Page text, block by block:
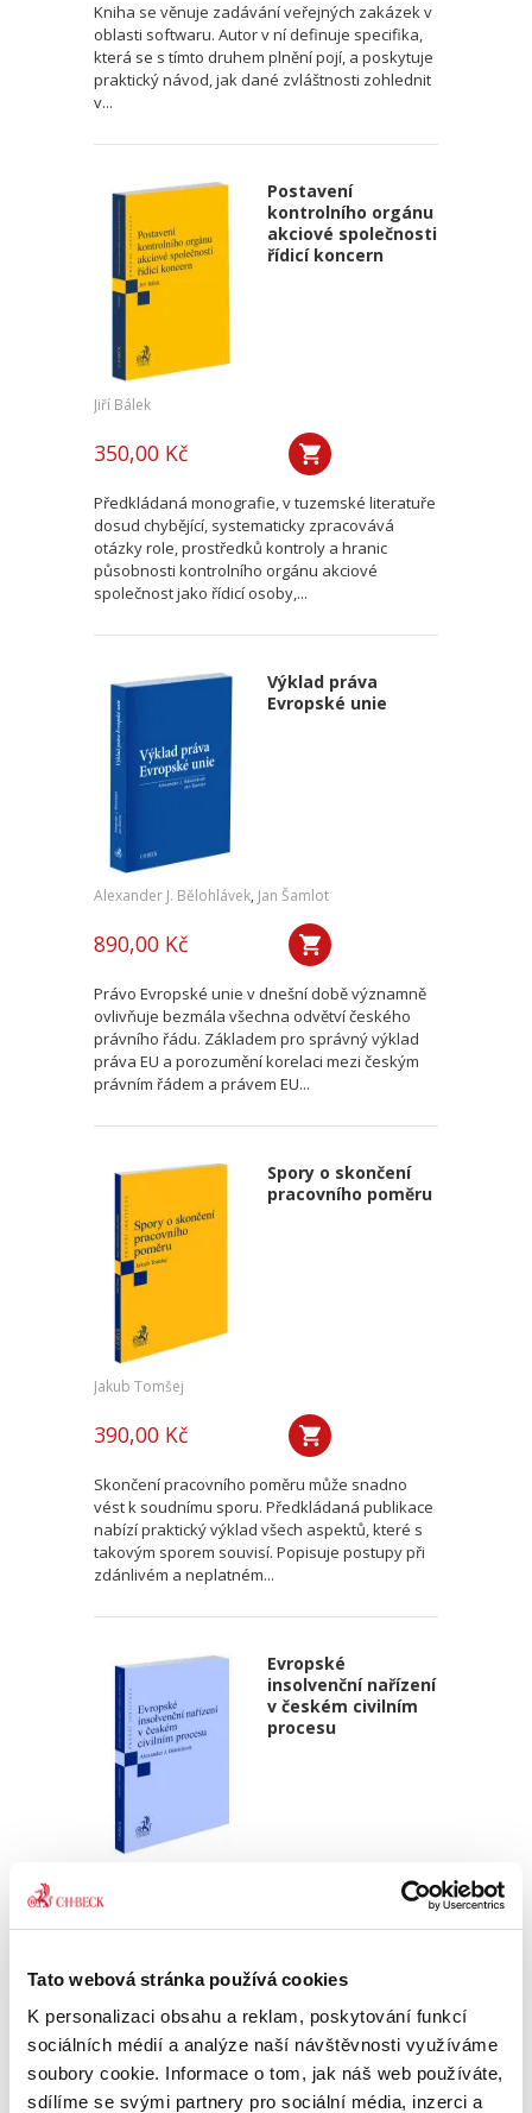
Tato webová stránka používá cookies
K personalizaci obsahu a reklam, poskytování funkcí
sociálních médií a analýze naší návštěvnosti využíváme
soubory cookie. Informace o tom, jak náš web používáte,
sdílíme se svými partnery pro sociální média, inzerci a
Kniha se věnuje zadávání veřejných zakázek v
oblasti softwaru. Autor v ní definuje specifika,
která se s tímto druhem plnění pojí, a poskytuje
praktický návod, jak dané zvláštnosti zohlednit
v...
Postavení
kontrolního orgánu
akciové společnosti
řídicí koncern
Jiří Bálek
350,00 Kč
Předkládaná monografie, v tuzemské literatuře
dosud chybějící, systematicky zpracovává
otázky role, prostředků kontroly a hranic
působnosti kontrolního orgánu akciové
společnost jako řídicí osoby,...
Výklad práva
Evropské unie
Alexander J. Bělohlávek, Jan Šamlot
890,00 Kč
Právo Evropské unie v dnešní době významně
ovlivňuje bezmála všechna odvětví českého
právního řádu. Základem pro správný výklad
práva EU a porozumění korelaci mezi českým
právním řádem a právem EU...
Spory o skončení
pracovního poměru
Jakub Tomšej
390,00 Kč
Skončení pracovního poměru může snadno
vést k soudnímu sporu. Předkládaná publikace
nabízí praktický výklad všech aspektů, které s
takovým sporem souvisí. Popisuje postupy při
zdánlivém a neplatném...
Evropské
insolvenční nařízení
v českém civilním
procesu
690,00 Kč
Publikace navazuje na druhé vydání autorova
insolvenčním řízení, který vyšel v české verzi u
C. H. Beck v roce 2020. Zmíněný komentář byl
zpracován v...